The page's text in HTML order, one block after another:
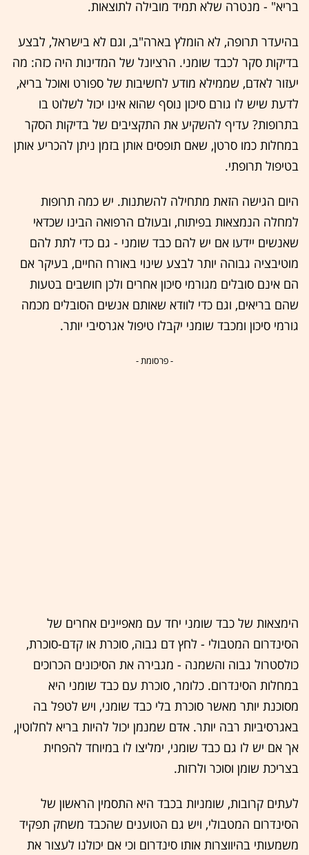
בריא" - מנטרה שלא תמיד מובילה לתוצאות.
בהיעדר תרופה, לא הומלץ בארה"ב, וגם לא בישראל, לבצע
בדיקות סקר לכבד שומני. הרציונל של המדינות היה כזה: מה
יעזור לאדם, שממילא מודע לחשיבות של ספורט ואוכל בריא,
לדעת שיש לו גורם סיכון נוסף שהוא אינו יכול לשלוט בו
בתרופות? עדיף להשקיע את התקציבים של בדיקות הסקר
במחלות כמו סרטן, שאם תופסים אותן בזמן ניתן להכריע אותן
בטיפול תרופתי.
היום הגישה הזאת מתחילה להשתנות. יש כמה תרופות
למחלה הנמצאות בפיתוח, ובעולם הרפואה הבינו שכדאי
שאנשים יידעו אם יש להם כבד שומני - גם כדי לתת להם
מוטיבציה גבוהה יותר לבצע שינוי באורח החיים, בעיקר אם
הם אינם סובלים מגורמי סיכון אחרים ולכן חושבים בטעות
שהם בריאים, וגם כדי לוודא שאותם אנשים הסובלים מכמה
גורמי סיכון ומכבד שומני יקבלו טיפול אגרסיבי יותר.
- פרסומת -
הימצאות של כבד שומני יחד עם מאפיינים אחרים של
הסינדרום המטבולי - לחץ דם גבוה, סוכרת או קדם-סוכרת,
כולסטרול גבוה והשמנה - מגבירה את הסיכונים הכרוכים
במחלות הסינדרום. כלומר, סוכרת עם כבד שומני היא
מסוכנת יותר מאשר סוכרת בלי כבד שומני, ויש לטפל בה
באגרסיביות רבה יותר. אדם שמנמן יכול להיות בריא לחלוטין,
אך אם יש לו גם כבד שומני, ימליצו לו במיוחד להפחית
בצריכת שומן וסוכר ולרזות.
לעתים קרובות, שומניות בכבד היא התסמין הראשון של
הסינדרום המטבולי, ויש גם הטוענים שהכבד משחק תפקיד
משמעותי בהיווצרות אותו סינדרום וכי אם יכולנו לעצור את